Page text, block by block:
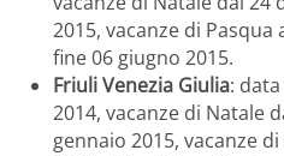
2015, vacanze di Pasqua
fine 06 giugno 2015.
Friuli Venezia Giulia:
2014, vacanze di Natale
gennaio 2015, vacanze